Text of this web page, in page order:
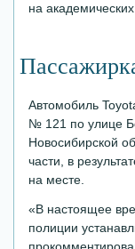
на
Автомобиль
№ 121 по улице
Новосибирской
части, в
на месте.
«В настоящее
полиции